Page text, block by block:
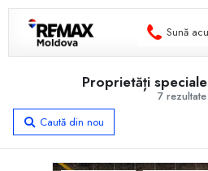
Sună
7 rezultate
Proprietăți
Caută din nou